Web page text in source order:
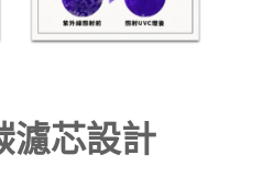
濾芯設計